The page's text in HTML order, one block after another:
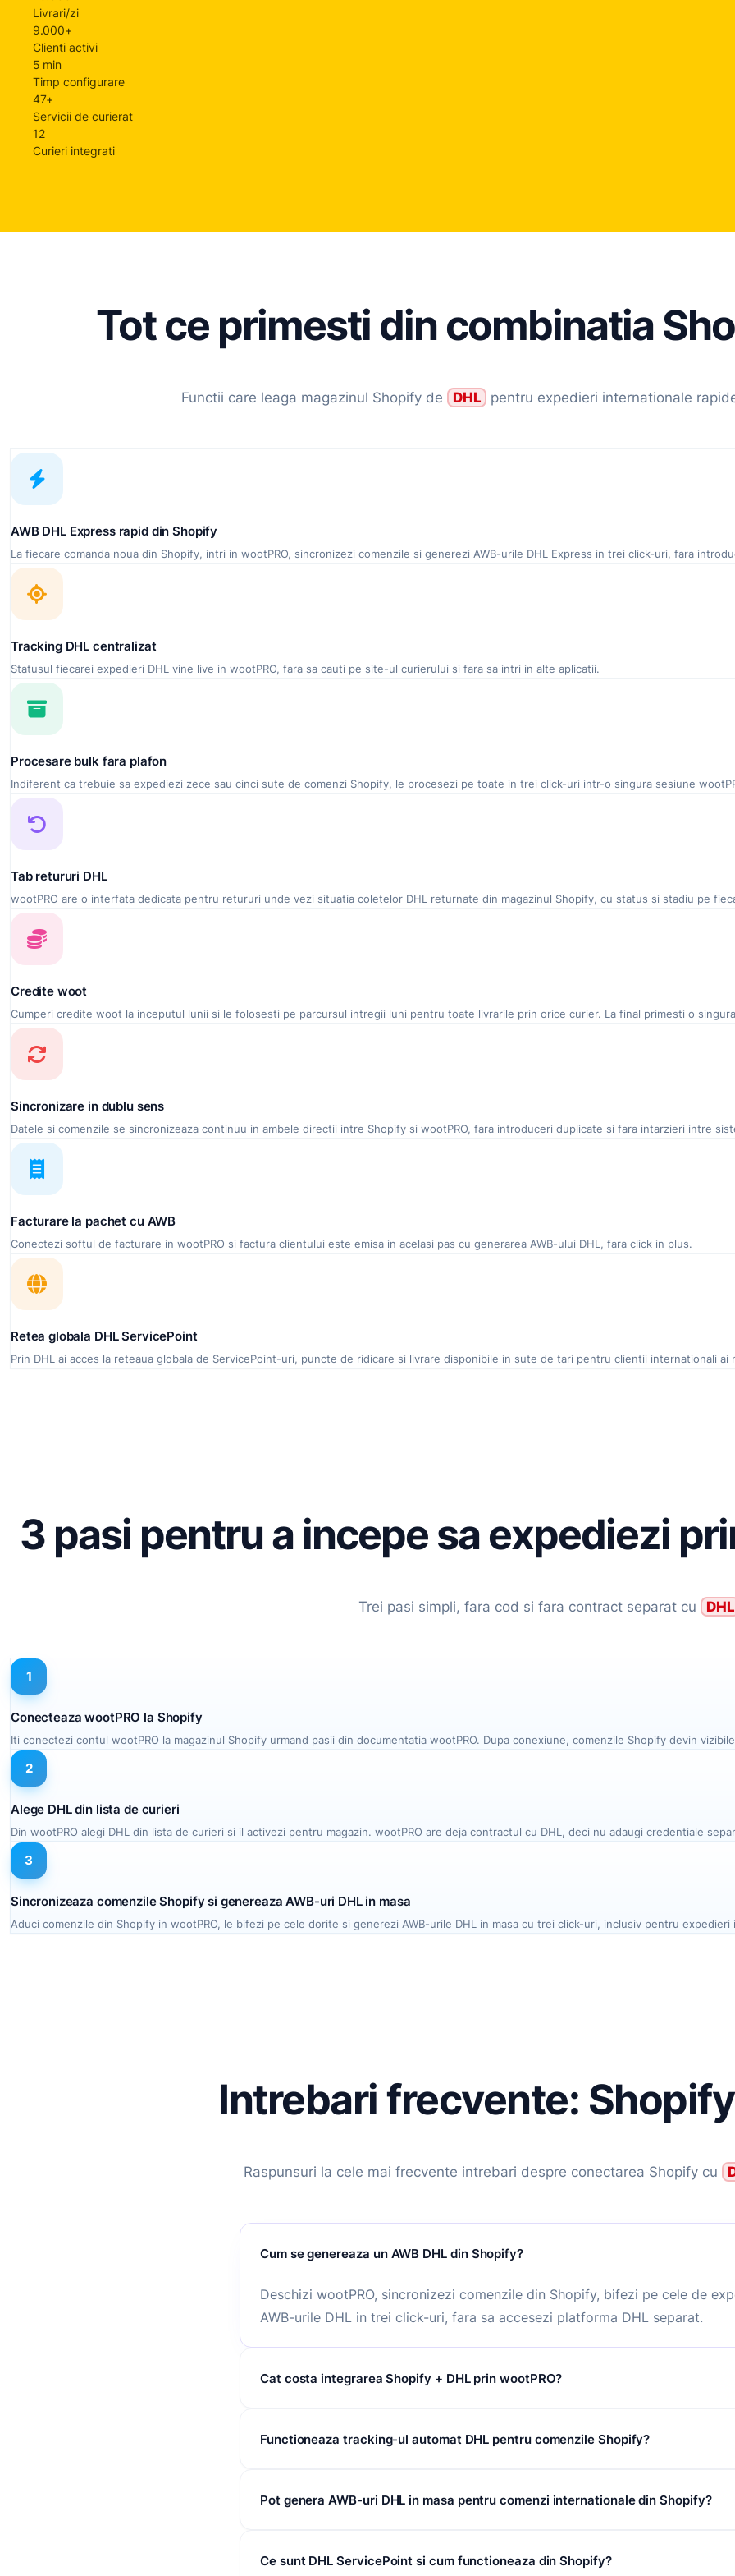
Livrari/zi
9.000+
Clienti activi
5 min
Timp configurare
47+
Servicii de curierat
12
Curieri integrati
Tot ce primesti din combinatia
Functii care leaga magazinul Shopify de DHL pentru expedieri internationale
AWB DHL Express rapid din Shopify
La fiecare comanda noua din Shopify, intri in wootPRO, sincronizezi comenzile si generezi AWB-urile DHL Express in trei click-uri, fara
Tracking DHL centralizat
Statusul fiecarei expedieri DHL vine live in wootPRO, fara sa cauti pe site-ul curierului si fara sa intri in alte aplicatii.
Procesare bulk fara plafon
Indiferent ca trebuie sa expediezi zece sau cinci sute de comenzi Shopify, le procesezi pe toate in trei click-uri intr-o singura sesiune
Tab retururi DHL
wootPRO are o interfata dedicata pentru retururi unde vezi situatia coletelor DHL returnate din magazinul Shopify, cu status si stadiu pe
Credite woot
Cumperi credite woot la inceputul lunii si le folosesti pe parcursul intregii luni pentru toate livrarile prin orice curier. La final primesti o
Sincronizare in dublu sens
Datele si comenzile se sincronizeaza continuu in ambele directii intre Shopify si wootPRO, fara introduceri duplicate si fara intarzieri intre
Facturare la pachet cu AWB
Conectezi softul de facturare in wootPRO si factura clientului este emisa in acelasi pas cu generarea AWB-ului DHL, fara click in plus.
Retea globala DHL ServicePoint
Prin DHL ai acces la reteaua globala de ServicePoint-uri, puncte de ridicare si livrare disponibile in sute de tari pentru clientii internationali ai
3 pasi pentru a incepe sa expediezi
Trei pasi simpli, fara cod si fara contract separat cu DHL
1
Conecteaza wootPRO la Shopify
Iti conectezi contul wootPRO la magazinul Shopify urmand pasii din documentatia wootPRO. Dupa conexiune, comenzile Shopify devin
2
Alege DHL din lista de curieri
Din wootPRO alegi DHL din lista de curieri si il activezi pentru magazin. wootPRO are deja contractul cu DHL, deci nu adaugi credentiale
3
Sincronizeaza comenzile Shopify si genereaza AWB-uri DHL in masa
Aduci comenzile din Shopify in wootPRO, le bifezi pe cele dorite si generezi AWB-urile DHL in masa cu trei click-uri, inclusiv pentru expedieri
Intrebari frecvente:
Raspunsuri la cele mai frecvente intrebari despre conectarea Shopify cu
Cum se genereaza un AWB DHL din Shopify?
Deschizi wootPRO, sincronizezi comenzile din Shopify, bifezi pe cele de
AWB-urile DHL in trei click-uri, fara sa accesezi platforma DHL separat.
Cat costa integrarea Shopify + DHL prin wootPRO?
angajament de volum. Costurile sunt strict pentru coletele expediate prin
Functioneaza tracking-ul automat DHL pentru comenzile Shopify?
automat de la curier, fara sa accesezi site-ul DHL.
Pot genera AWB-uri DHL in masa pentru comenzi internationale din Shopify?
uri DHL ai nevoie pentru comenzile din Shopify, inclusiv pentru destinatii
Ce sunt DHL ServicePoint si cum functioneaza din Shopify?